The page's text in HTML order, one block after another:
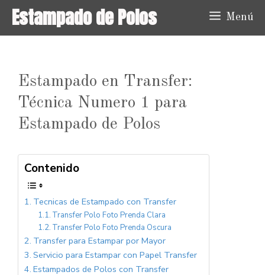
Saltar
contenido
Estampado de Polos Menú
Estampado en Transfer:
Técnica Numero 1 para
Estampado de Polos
Contenido
Tecnicas de Estampado con Transfer
Transfer Polo Foto Prenda Clara
Transfer Polo Foto Prenda Oscura
Transfer para Estampar por Mayor
Servicio para Estampar con Papel Transfer
Estampados de Polos con Transfer